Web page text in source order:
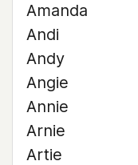
Amanda
Andi
Andy
Angie
Annie
Arnie
Artie